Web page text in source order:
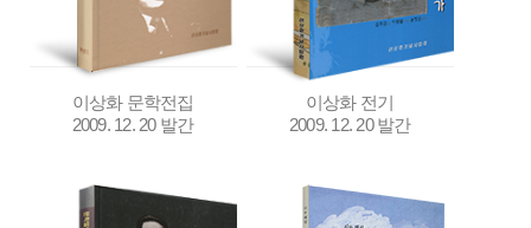
이상화 문학전집
2009. 12. 20 발간
이상화 전기
2009. 12. 20 발간